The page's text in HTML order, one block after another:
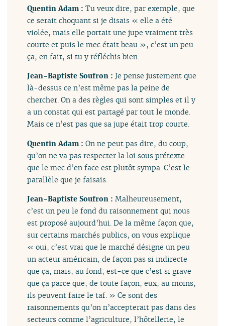
Quentin Adam :Tu veux dire, par exemple, que
ce serait choquant si je disais « elle a été
violée, mais elle portait une jupe vraiment très
courte et puis le mec était beau », c’est un peu
ça, en fait, si tu y réfléchis bien.
Jean-Baptiste Soufron :Je pense justement que
là-dessus ce n’est même pas la peine de
chercher. On a des règles qui sont simples et il y
a un constat qui est partagé par tout le monde.
Mais ce n’est pas que sa jupe était trop courte.
Quentin Adam :On ne peut pas dire, du coup,
qu’on ne va pas respecter la loi sous prétexte
que le mec d’en face est plutôt sympa. C’est le
parallèle que je faisais.
Jean-Baptiste Soufron :Malheureusement,
c’est un peu le fond du raisonnement qui nous
est proposé aujourd’hui. De la même façon que,
sur certains marchés publics, on vous explique
« oui, c’est vrai que le marché désigne un peu
un acteur américain, de façon pas si indirecte
que ça, mais, au fond, est-ce que c’est si grave
que ça parce que, de toute façon, eux, au moins,
ils peuvent faire le taf. » Ce sont des
raisonnements qu’on n’accepterait pas dans des
secteurs comme l’agriculture, l’hôtellerie, le